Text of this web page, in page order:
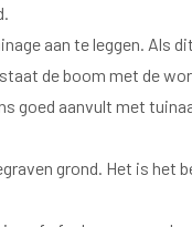
aan te leggen. Als
de boom met de
goed aanvult met
grond. Het is het